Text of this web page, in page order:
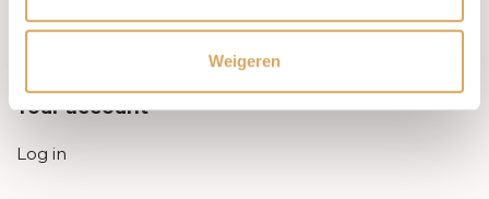
Weigeren
Privacy Policy
Your account
Log in